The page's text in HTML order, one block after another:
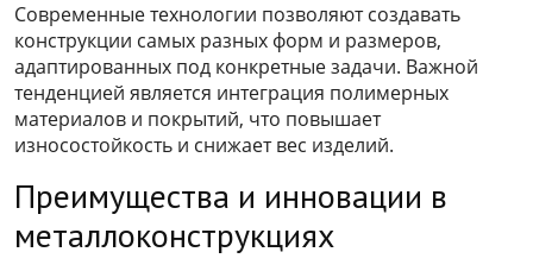
Современные технологии позволяют создавать
конструкции самых разных форм и размеров,
адаптированных под конкретные задачи. Важной
тенденцией является интеграция полимерных
материалов и покрытий, что повышает
износостойкость и снижает вес изделий.
Преимущества и инновации в
металлоконструкциях